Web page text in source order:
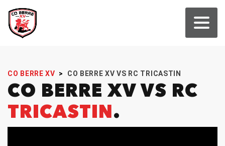
CO BERRE XV > CO BERRE XV VS RC TRICASTIN
CO BERRE XV VS RC
TRICASTIN